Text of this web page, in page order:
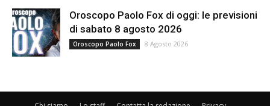
Oroscopo Paolo Fox di oggi: le previsioni
di sabato 8 agosto 2026
Oroscopo Paolo Fox 8 Agosto 2026